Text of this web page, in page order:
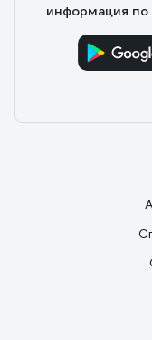
информация по